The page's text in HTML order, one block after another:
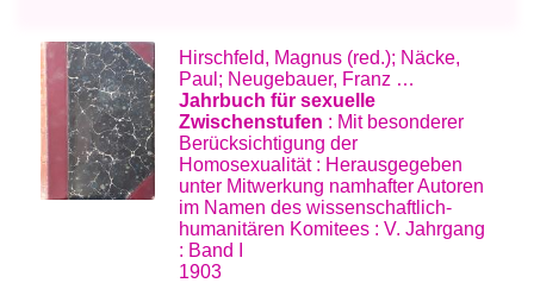
Hirschfeld, Magnus (red.); Näcke,
Paul; Neugebauer, Franz …
Jahrbuch für sexuelle
Zwischenstufen : Mit besonderer
Berücksichtigung der
Homosexualität : Herausgegeben
unter Mitwerkung namhafter Autoren
im Namen des wissenschaftlich-
humanitären Komitees : V. Jahrgang
: Band I
1903